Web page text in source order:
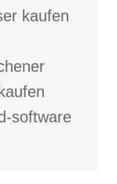
kaufen
software